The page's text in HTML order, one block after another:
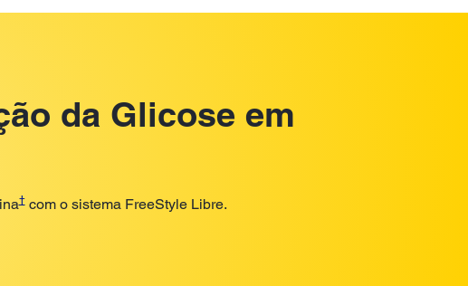
da Glicose em
†com o sistema FreeStyle Libre.